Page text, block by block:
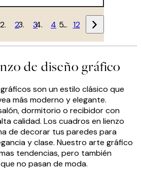
2 3 4 … 12
de diseño gráfico
son un estilo clásico que
más moderno y elegante.
dormitorio o recibidor con
calidad. Los cuadros en lienzo
de decorar tus paredes para
y clase. Nuestro arte gráfico
tendencias, pero también
no pasan de moda.